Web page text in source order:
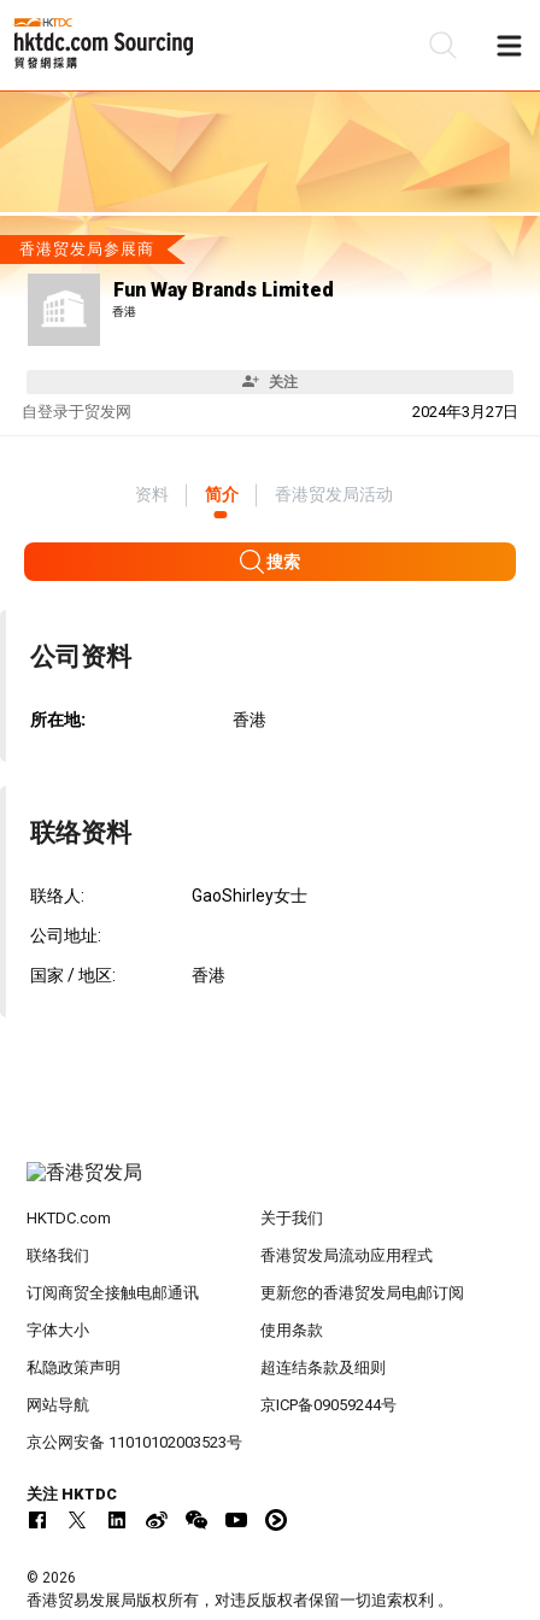
香港贸发局参展商
Fun Way Brands Limited
香港
关注
自 2024年3月27日
登录于贸发网
资料 简介 香港贸发局活动
搜索
公司资料
所在地: 香港
联络资料
联络人: GaoShirley女士
公司地址:
国家 / 地区: 香港
HKTDC.com 关于我们
联络我们 香港贸发局流动应用程式
订阅商贸全接触电邮通讯 更新您的香港贸发局电邮订阅
字体大小 使用条款
私隐政策声明 超连结条款及细则
网站导航 京ICP备09059244号
京公网安备 11010102003523号
关注 HKTDC
© 2026
香港贸易发展局版权所有，对违反版权者保留一切追索权利 。